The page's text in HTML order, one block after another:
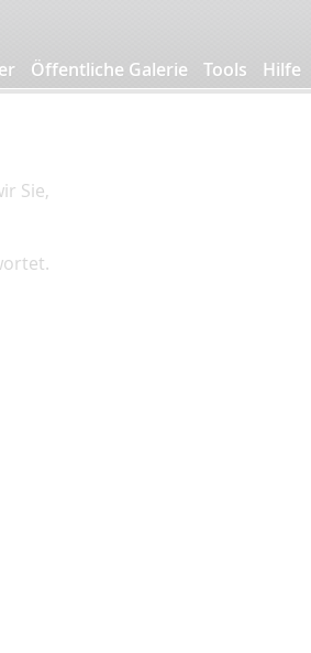
Öffentliche Galerie Tools Hilfe
Sie,